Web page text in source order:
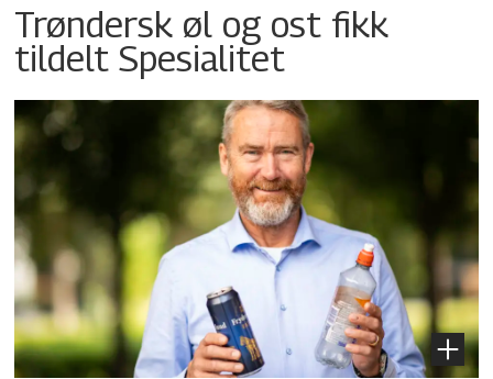
Trøndersk øl og ost fikk
tildelt Spesialitet